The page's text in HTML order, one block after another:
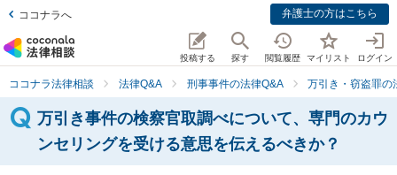
ココナラへ 弁護士の方はこちら
投稿する 探す 閲覧履歴 マイリスト ログイン
ココナラ法律相談 法律Q&A 刑事事件の法律Q&A 万引き・窃盗罪の
万引き事件の検察官取調べについて、専門のカウ
ンセリングを受ける意思を伝えるべきか？